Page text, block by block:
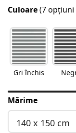
Culoare(7
Gri închis
Mărime
140 x 150 cm